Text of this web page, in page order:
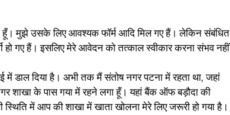
उसके लिए आवश्यक फॉर्म आदि मिल गए हैं। लेकिन संबंधित
हो गए हैं। इसलिए मेरे आवेदन को तत्काल स्वीकार करना संभव नहीं
दिया है। अभी तक मैं संतोष नगर पटना में रहता था, जहां
शाखा के पास गया में रहने लगा हूँ। यहां बैंक ऑफ बड़ौदा की
में आप की शाखा में खाता खोलना मेरे लिए जरूरी हो गया है।